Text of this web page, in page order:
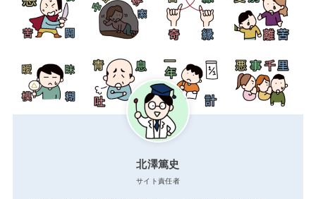
北澤篤史
サイト責任者